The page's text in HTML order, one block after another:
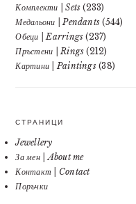
Комплекти | Sets (233)
Медальони | Pendants (544)
Обеци | Earrings (237)
Пръстени | Rings (212)
Картини | Paintings(38)
СТРАНИЦИ
Jewellery
За мен | About me
Контакт | Contact
Поръчки